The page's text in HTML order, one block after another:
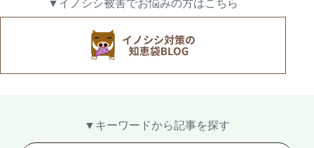
▼イノシシ被害でお悩みの方はこちら
▼キーワードから記事を探す